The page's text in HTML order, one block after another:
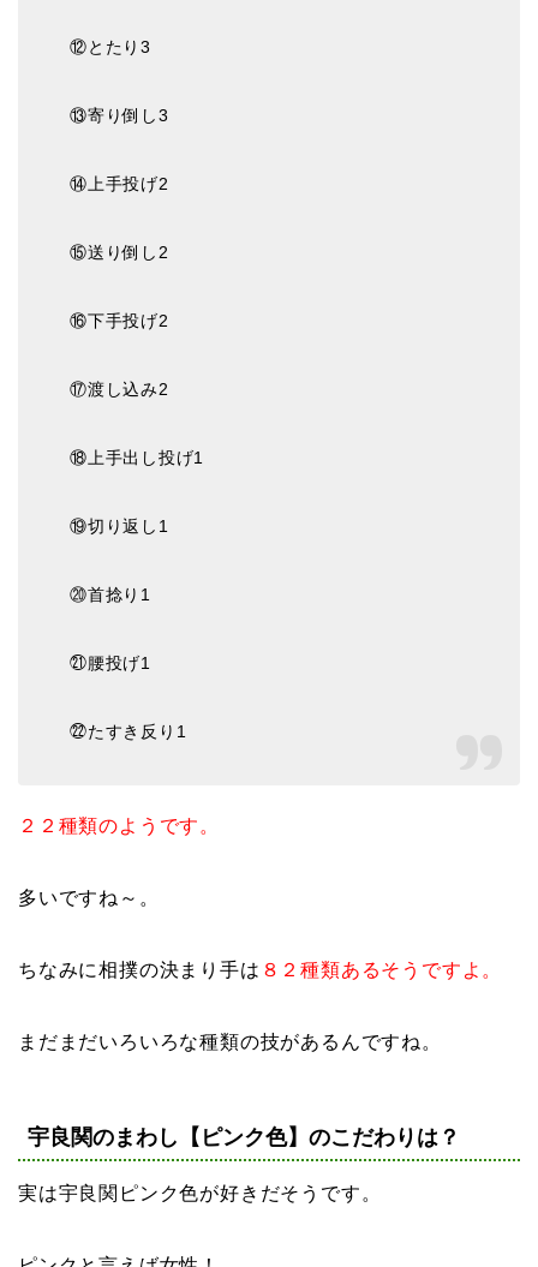
⑫とたり3
⑬寄り倒し3
⑭上手投げ2
⑮送り倒し2
⑯下手投げ2
⑰渡し込み2
⑱上手出し投げ1
⑲切り返し1
⑳首捻り1
㉑腰投げ1
㉒たすき反り1
２２種類のようです。
多いですね～。
ちなみに相撲の決まり手は ８２種類あるそうですよ。
まだまだいろいろな種類の技があるんですね。
宇良関のまわし【ピンク色】のこだわりは？
実は宇良関ピンク色が好きだそうです。